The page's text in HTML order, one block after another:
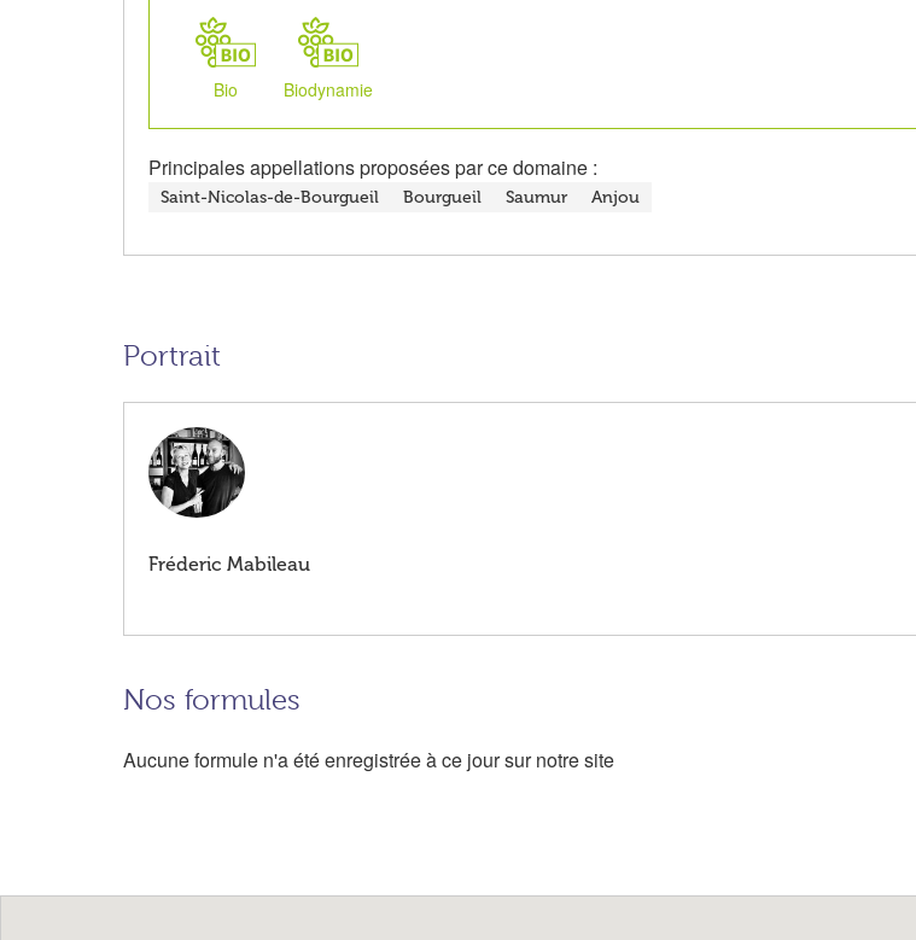
Bio Biodynamie
Principales appellations proposées par ce domaine :
Saint-Nicolas-de-Bourgueil Bourgueil Saumur Anjou
Portrait
Fréderic Mabileau
Nos formules
Aucune formule n'a été enregistrée à ce jour sur notre site